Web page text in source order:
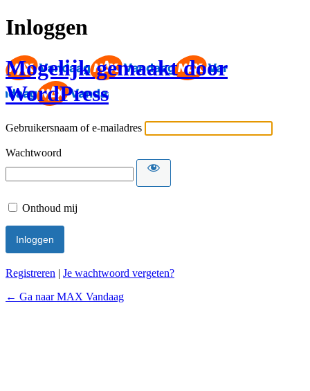
Inloggen
Mogelijk gemaakt door
WordPress
Gebruikersnaam of e-mailadres
Wachtwoord
Onthoud mij
Registreren | Je wachtwoord vergeten?
← Ga naar MAX Vandaag